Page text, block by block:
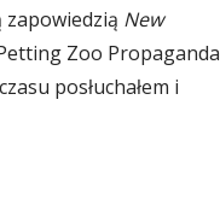
zapowiedzią New
Zoo Propaganda
posłuchałem i